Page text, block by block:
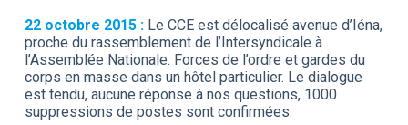
22 octobre 2015 :Le CCE est délocalisé avenue d’Iéna,
proche du rassemblement de l’Intersyndicale à
l’Assemblée Nationale. Forces de l’ordre et gardes du
corps en masse dans un hôtel particulier. Le dialogue
est tendu, aucune réponse à nos questions, 1000
suppressions de postes sont confirmées.